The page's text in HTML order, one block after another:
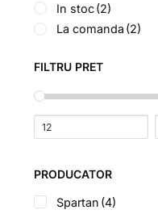
In stoc(2)
La comanda (2)
FILTRU PRET
PRODUCATOR
Spartan (4)